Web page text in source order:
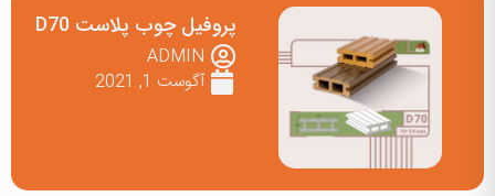
پروفیل چوب پلاست D70
ADMIN
آگوست 1, 2021